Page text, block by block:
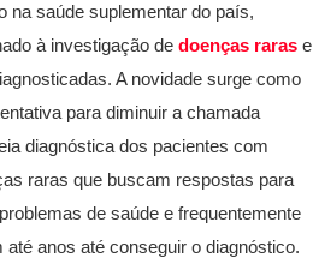
na saúde suplementar do país,
à investigação de doenças raras e
A novidade surge como
para diminuir a chamada
diagnóstica dos pacientes com
raras que buscam respostas para
de saúde e frequentemente
até anos até conseguir o diagnóstico.